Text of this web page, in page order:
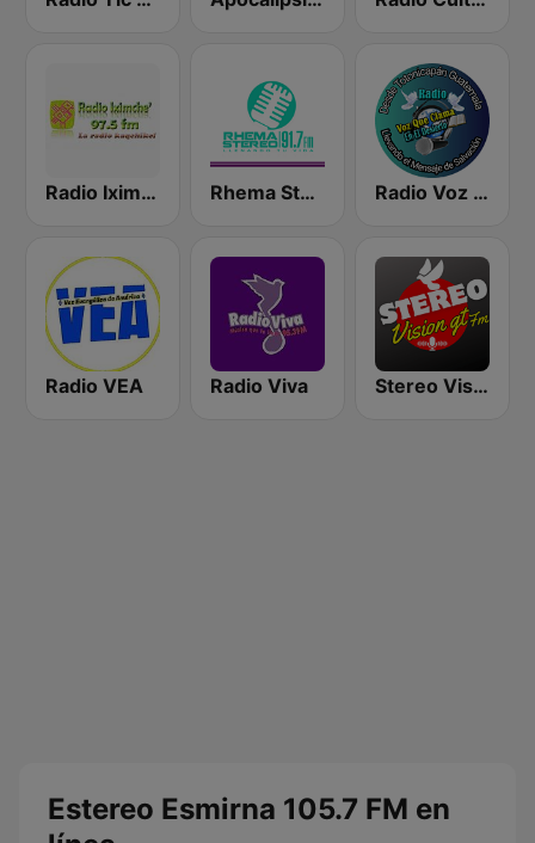
Radio Iximche’ Rhema Stereo Radio Voz que Clama en el Desierto
Radio VEA Radio Viva Stereo Vision
Estereo Esmirna 105.7 FM en